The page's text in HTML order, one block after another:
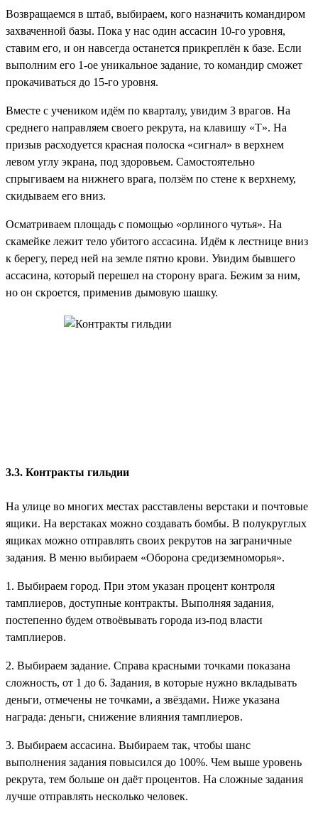
Возвращаемся в штаб, выбираем, кого назначить командиром
захваченной базы. Пока у нас один ассасин 10-го уровня,
ставим его, и он навсегда останется прикреплён к базе. Если
выполним его 1-ое уникальное задание, то командир сможет
прокачиваться до 15-го уровня.
Вместе с учеником идём по кварталу, увидим 3 врагов. На
среднего направляем своего рекрута, на клавишу «T». На
призыв расходуется красная полоска «сигнал» в верхнем
левом углу экрана, под здоровьем. Самостоятельно
спрыгиваем на нижнего врага, ползём по стене к верхнему,
скидываем его вниз.
Осматриваем площадь с помощью «орлиного чутья». На
скамейке лежит тело убитого ассасина. Идём к лестнице вниз
к берегу, перед ней на земле пятно крови. Увидим бывшего
ассасина, который перешел на сторону врага. Бежим за ним,
но он скроется, применив дымовую шашку.
3.3. Контракты гильдии
На улице во многих местах расставлены верстаки и почтовые
ящики. На верстаках можно создавать бомбы. В полукруглых
ящиках можно отправлять своих рекрутов на заграничные
задания. В меню выбираем «Оборона средиземноморья».
1. Выбираем город. При этом указан процент контроля
тамплиеров, доступные контракты. Выполняя задания,
постепенно будем отвоёвывать города из-под власти
тамплиеров.
2. Выбираем задание. Справа красными точками показана
сложность, от 1 до 6. Задания, в которые нужно вкладывать
деньги, отмечены не точками, а звёздами. Ниже указана
награда: деньги, снижение влияния тамплиеров.
3. Выбираем ассасина. Выбираем так, чтобы шанс
выполнения задания повысился до 100%. Чем выше уровень
рекрута, тем больше он даёт процентов. На сложные задания
лучше отправлять несколько человек.